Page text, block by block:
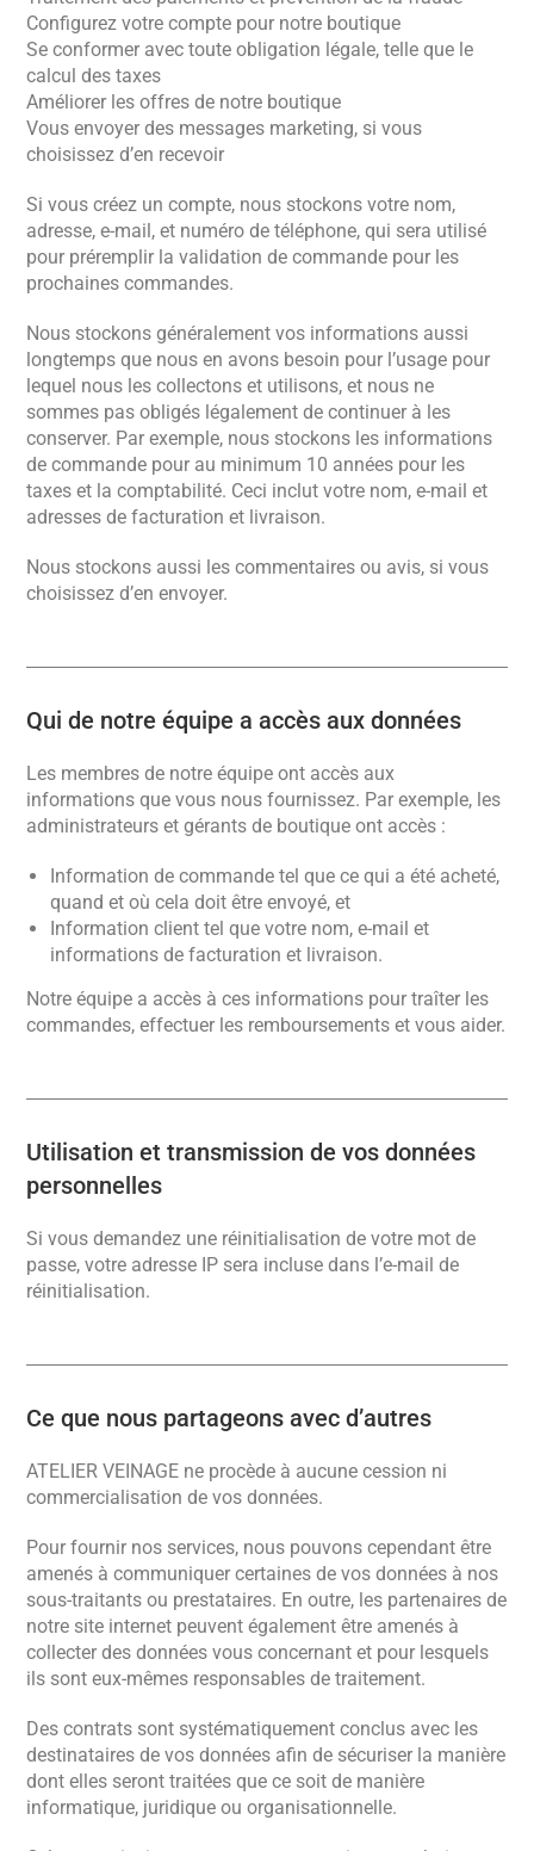
Configurez votre compte pour notre boutique
Se conformer avec toute obligation légale, telle que le
calcul des taxes
Améliorer les offres de notre boutique
Vous envoyer des messages marketing, si vous
choisissez d’en recevoir
Si vous créez un compte, nous stockons votre nom,
adresse, e-mail, et numéro de téléphone, qui sera utilisé
pour préremplir la validation de commande pour les
prochaines commandes.
Nous stockons généralement vos informations aussi
longtemps que nous en avons besoin pour l’usage pour
lequel nous les collectons et utilisons, et nous ne
sommes pas obligés légalement de continuer à les
conserver. Par exemple, nous stockons les informations
de commande pour au minimum 10 années pour les
taxes et la comptabilité. Ceci inclut votre nom, e-mail et
adresses de facturation et livraison.
Nous stockons aussi les commentaires ou avis, si vous
choisissez d’en envoyer.
Qui de notre équipe a accès aux données
Les membres de notre équipe ont accès aux
informations que vous nous fournissez. Par exemple, les
administrateurs et gérants de boutique ont accès :
Information de commande tel que ce qui a été acheté,
quand et où cela doit être envoyé, et
Information client tel que votre nom, e-mail et
informations de facturation et livraison.
Notre équipe a accès à ces informations pour traîter les
commandes, effectuer les remboursements et vous aider.
Utilisation et transmission de vos données
personnelles
Si vous demandez une réinitialisation de votre mot de
passe, votre adresse IP sera incluse dans l’e-mail de
réinitialisation.
Ce que nous partageons avec d’autres
ATELIER VEINAGE ne procède à aucune cession ni
commercialisation de vos données.
Pour fournir nos services, nous pouvons cependant être
amenés à communiquer certaines de vos données à nos
sous-traitants ou prestataires. En outre, les partenaires de
notre site internet peuvent également être amenés à
collecter des données vous concernant et pour lesquels
ils sont eux-mêmes responsables de traitement.
Des contrats sont systématiquement conclus avec les
destinataires de vos données afin de sécuriser la manière
dont elles seront traitées que ce soit de manière
informatique, juridique ou organisationnelle.